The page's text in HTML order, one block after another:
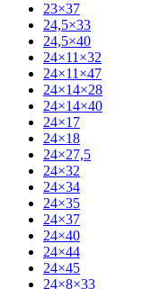
23×37
24,5×33
24,5×40
24×11×32
24×11×47
24×14×28
24×14×40
24×17
24×18
24×27,5
24×32
24×34
24×35
24×37
24×40
24×44
24×45
24×8×33